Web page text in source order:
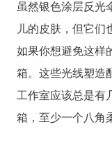
虽然银色涂层反光
儿的皮肤，但它们
如果你想避免这样
箱。这些光线塑造
工作室应该总是有
箱，至少一个八角